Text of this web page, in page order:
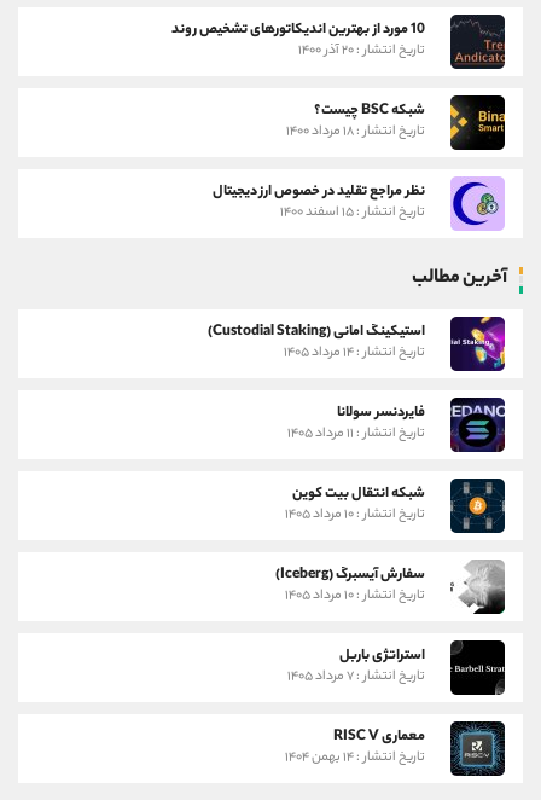
10 مورد از بهترین اندیکاتورهای تشخیص روند
تاریخ انتشار : ۲۰ آذر ۱۴۰۰
شبکه BSC چیست؟
تاریخ انتشار : ۱۸ مرداد ۱۴۰۰
نظر مراجع تقلید در خصوص ارز دیجیتال
تاریخ انتشار : ۱۵ اسفند ۱۴۰۰
آخرین مطالب
استیکینگ امانی (Custodial Staking)
تاریخ انتشار : ۱۴ مرداد ۱۴۰۵
فایردنسر سولانا
تاریخ انتشار : ۱۱ مرداد ۱۴۰۵
شبکه انتقال بیت کوین
تاریخ انتشار : ۱۰ مرداد ۱۴۰۵
سفارش آیسبرگ (Iceberg)
تاریخ انتشار : ۱۰ مرداد ۱۴۰۵
استراتژی باربل
تاریخ انتشار : ۷ مرداد ۱۴۰۵
معماری RISC V
تاریخ انتشار : ۱۴ بهمن ۱۴۰۴